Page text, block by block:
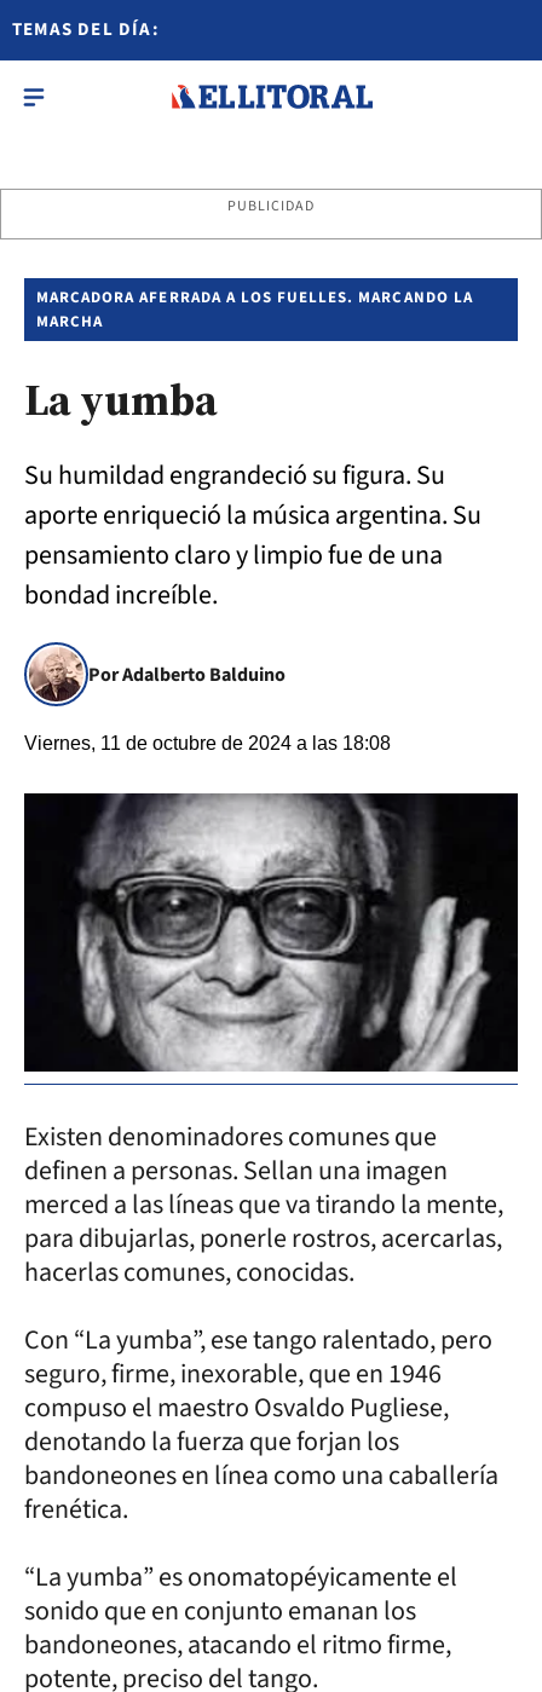
TEMAS DEL DÍA:
PUBLICIDAD
MARCADORA AFERRADA A LOS FUELLES. MARCANDO LA
MARCHA
La yumba
Su humildad engrandeció su figura. Su
aporte enriqueció la música argentina. Su
pensamiento claro y limpio fue de una
bondad increíble.
Por Adalberto Balduino
Viernes, 11 de octubre de 2024 a las 18:08
Existen denominadores comunes que
definen a personas. Sellan una imagen
merced a las líneas que va tirando la mente,
para dibujarlas, ponerle rostros, acercarlas,
hacerlas comunes, conocidas.
Con “La yumba”, ese tango ralentado, pero
seguro, firme, inexorable, que en 1946
compuso el maestro Osvaldo Pugliese,
denotando la fuerza que forjan los
bandoneones en línea como una caballería
frenética.
“La yumba” es onomatopéyicamente el
sonido que en conjunto emanan los
bandoneones, atacando el ritmo firme,
potente, preciso del tango.